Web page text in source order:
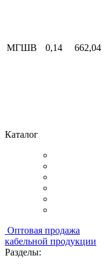
МГШВ 0,14 662,04
Каталог
Оптовая продажа
кабельной продукции
Разделы: